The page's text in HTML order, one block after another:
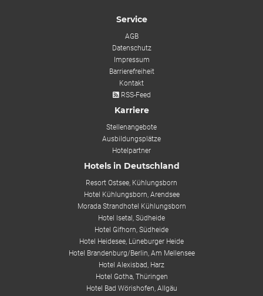
Service
AGB
Datenschutz
Impressum
Barrierefreiheit
Kontakt
RSS-Feed
Karriere
Stellenangebote
Ausbildungsplätze
Hotelpartner
Hotels in Deutschland
Resort Ostsee, Kühlungsborn
Hotel Kühlungsborn, Arendsee
Morada Strandhotel Kühlungsborn
Hotel Isetal, Südheide
Hotel Gifhorn, Südheide
Hotel Heidesee, Lüneburger Heide
Hotel Brandenburg/Berlin, Am Mellensee
Hotel Alexisbad, Harz
Hotel Gotha, Thüringen
Hotel Bad Wörishofen, Allgäu